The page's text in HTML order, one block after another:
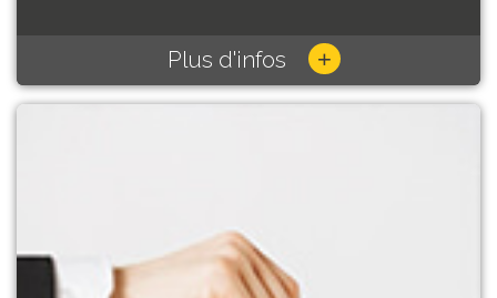
Plus d'infos +